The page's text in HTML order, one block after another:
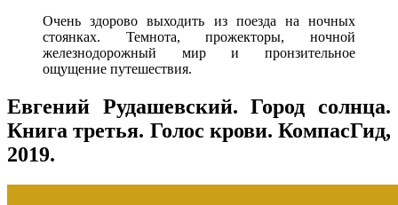
Очень здорово выходить из поезда на ночных
стоянках. Темнота, прожекторы, ночной
железнодорожный мир и пронзительное
ощущение путешествия.
Евгений Рудашевский. Город солнца.
Книга третья. Голос крови. КомпасГид,
2019.